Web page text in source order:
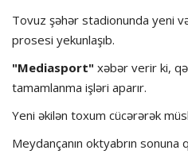
İdman növləri
Tovuz şəhər stadionunda yeni
prosesi yekunlaşıb.
"Mediasport" xəbər verir ki,
tamamlanma işləri aparır.
Yeni əkilən toxum cücərərək
Meydançanın oktyabrın sonuna